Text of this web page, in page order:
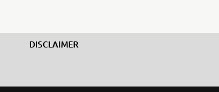
DISCLAIMER